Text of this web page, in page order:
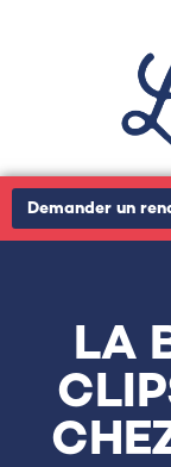
Demander un
LA